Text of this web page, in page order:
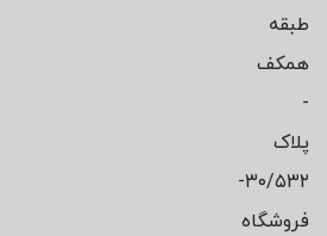
طبقه
همکف
-
پلاک
۳۰/۵۳۲-
فروشگاه